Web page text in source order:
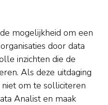
mogelijkheid om een
door data
inzichten die de
Als deze uitdaging
om te solliciteren
Analist en maak